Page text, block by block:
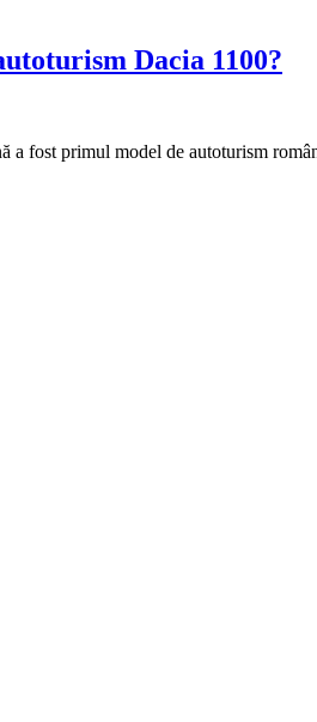
Dacia 1100?
fost primul model de autoturism